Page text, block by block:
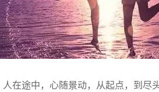
在途中，心随景动，从起点，到尽